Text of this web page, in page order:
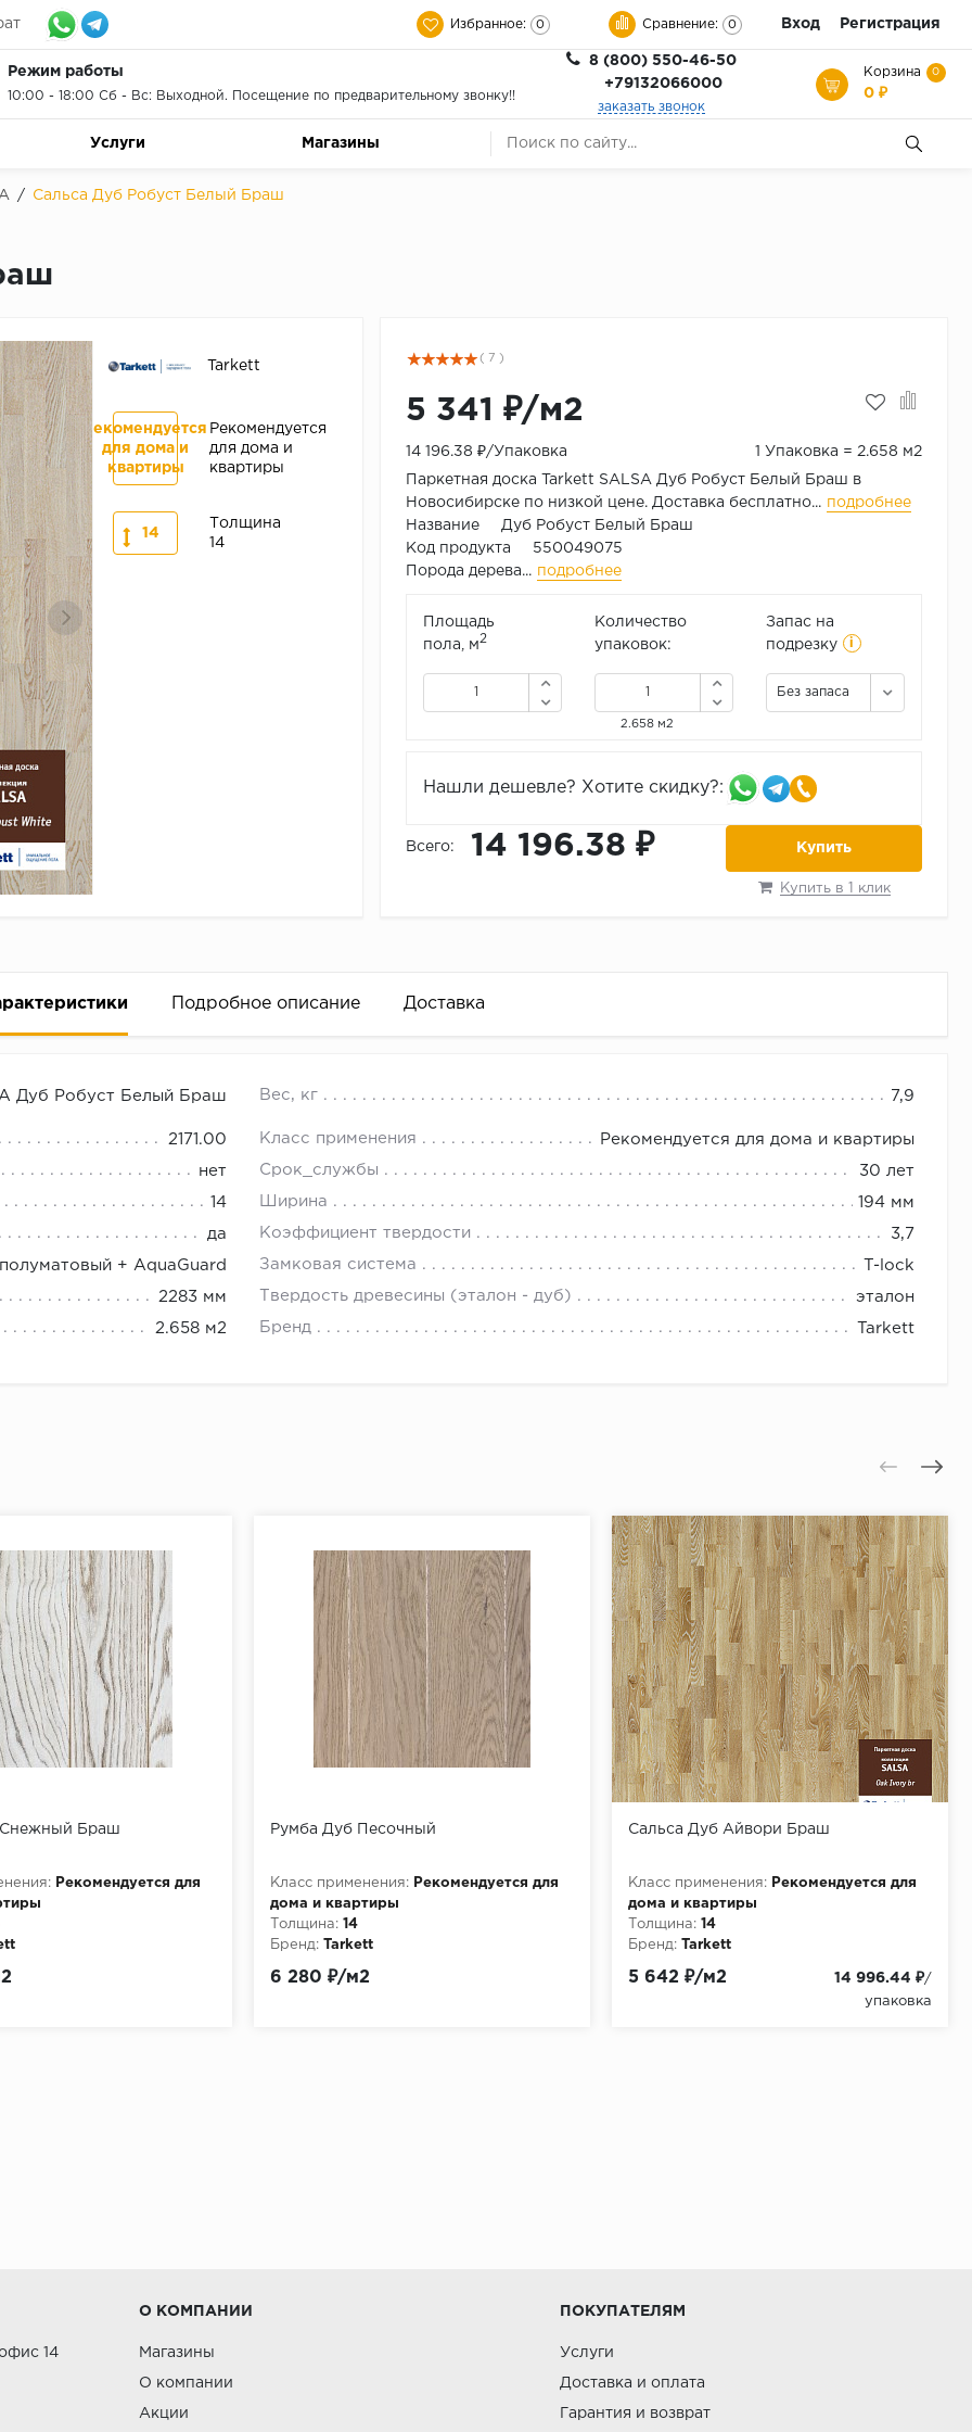
Избранное: 0 Сравнение: 0 Вход Регистрация
Режим работы
10:00 - 18:00 Сб - Вс: Выходной. Посещение по предварительному звонку!!
8 (800) 550-46-50
+79132066000
заказать звонок
Корзина 0
0 ₽
Услуги Магазины
/ Сальса Дуб Робуст Белый Браш
Tarkett
Рекомендуется
для дома и
квартиры
Рекомендуется
для дома и
квартиры
14
Толщина
14
( 7 )
5 341 ₽/м2
14 196.38 ₽/Упаковка 1 Упаковка = 2.658 м2
Паркетная доска Tarkett SALSA Дуб Робуст Белый Браш в
Новосибирске по низкой цене. Доставка бесплатно... подробнее
Название Дуб Робуст Белый Браш
Код продукта 550049075
Порода дерева... подробнее
Площадь
пола, м2
Количество
упаковок:
2.658 м2
Запас на
подрезку
i
Без запаса
Нашли дешевле? Хотите скидку?:
Всего: 14 196.38 ₽ Купить
Купить в 1 клик
Подробное описание Доставка
Дуб Робуст Белый Браш Вес, кг 7,9
2171.00 Класс применения Рекомендуется для дома и квартиры
нет Срок_службы 30 лет
14 Ширина 194 мм
да Коэффициент твердости 3,7
+ AquaGuard Замковая система T-lock
2283 мм Твердость древесины (эталон - дуб) эталон
2.658 м2 Бренд Tarkett
Снежный Браш
Рекомендуется для
Румба Дуб Песочный
Класс применения:
Рекомендуется для
дома и квартиры
Толщина: 14
Бренд:
Tarkett
6 280 ₽/м2
Сальса Дуб Айвори Браш
Класс применения:
Рекомендуется для
дома и квартиры
Толщина: 14
Бренд:
Tarkett
5 642 ₽/м2 14 996.44 ₽/
упаковка
14
О КОМПАНИИ
Магазины
О компании
Акции
ПОКУПАТЕЛЯМ
Услуги
Доставка и оплата
Гарантия и возврат